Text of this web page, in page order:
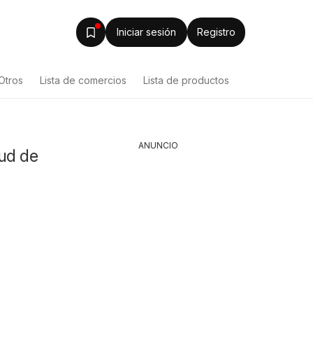
Iniciar sesión Registro
Lista de comercios Lista de productos
de
ANUNCIO